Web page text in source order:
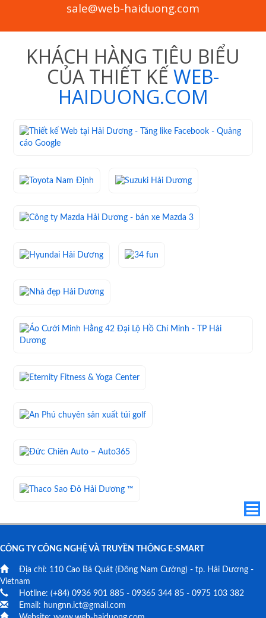
sale@web-haiduong.com
KHÁCH HÀNG TIÊU BIỂU
CỦA THIẾT KẾ WEB-
HAIDUONG.COM
CÔNG TY CÔNG NGHỆ VÀ TRUYỀN THÔNG E-SMART
Địa chỉ: 110 Cao Bá Quát (Đông Nam Cường) - tp. Hải Dương -
Vietnam
Hotline: (+84) 0936 901 885 - 09365 344 85 - 0975 103 382
Email: hungnn.ict@gmail.com